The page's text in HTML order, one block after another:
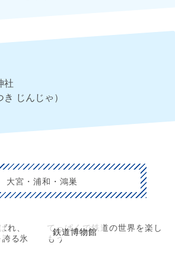
社
き じんじゃ）
大宮・浦和・鴻巣
れ、
る氷
鉄道博物館
てっぱくで鉄道の世界を楽し
もう